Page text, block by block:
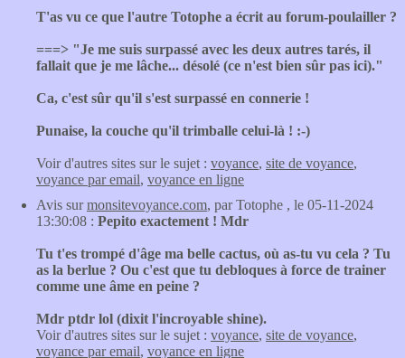
T'as vu ce que l'autre Totophe a écrit au forum-poulailler ?
===> "Je me suis surpassé avec les deux autres tarés, il
fallait que je me lâche... désolé (ce n'est bien sûr pas ici)."
Ca, c'est sûr qu'il s'est surpassé en connerie !
Punaise, la couche qu'il trimballe celui-là ! :-)
Voir d'autres sites sur le sujet : voyance, site de voyance,
voyance par email, voyance en ligne
Avis surmonsitevoyance.com, par Totophe , le 05-11-2024
13:30:08 : Pepito exactement ! Mdr
Tu t'es trompé d'âge ma belle cactus, où as-tu vu cela ? Tu
as la berlue ? Ou c'est que tu debloques à force de trainer
comme une âme en peine ?
Mdr ptdr lol (dixit l'incroyable shine).
Voir d'autres sites sur le sujet : voyance, site de voyance,
voyance par email, voyance en ligne